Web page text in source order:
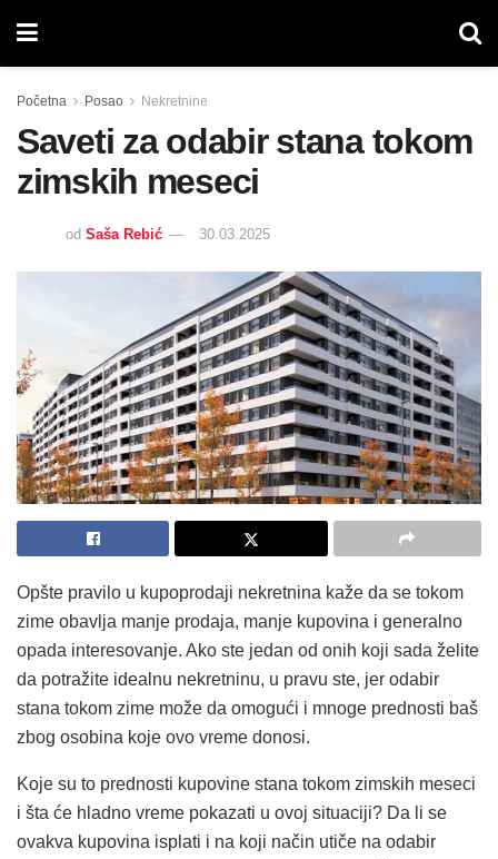
Početna Posao Nekretnine
Saveti za odabir stana tokom
zimskih meseci
od Saša Rebić 30.03.2025
Opšte pravilo u kupoprodaji nekretnina kaže da se tokom
zime obavlja manje prodaja, manje kupovina i generalno
opada interesovanje. Ako ste jedan od onih koji sada želite
da potražite idealnu nekretninu, u pravu ste, jer odabir
stana tokom zime može da omogući i mnoge prednosti baš
zbog osobina koje ovo vreme donosi.
Koje su to prednosti kupovine stana tokom zimskih meseci
i šta će hladno vreme pokazati u ovoj situaciji? Da li se
ovakva kupovina isplati i na koji način utiče na odabir